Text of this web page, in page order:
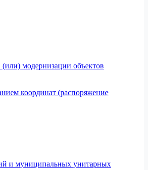
модернизации объектов
координат (распоряжение
и муниципальных унитарных